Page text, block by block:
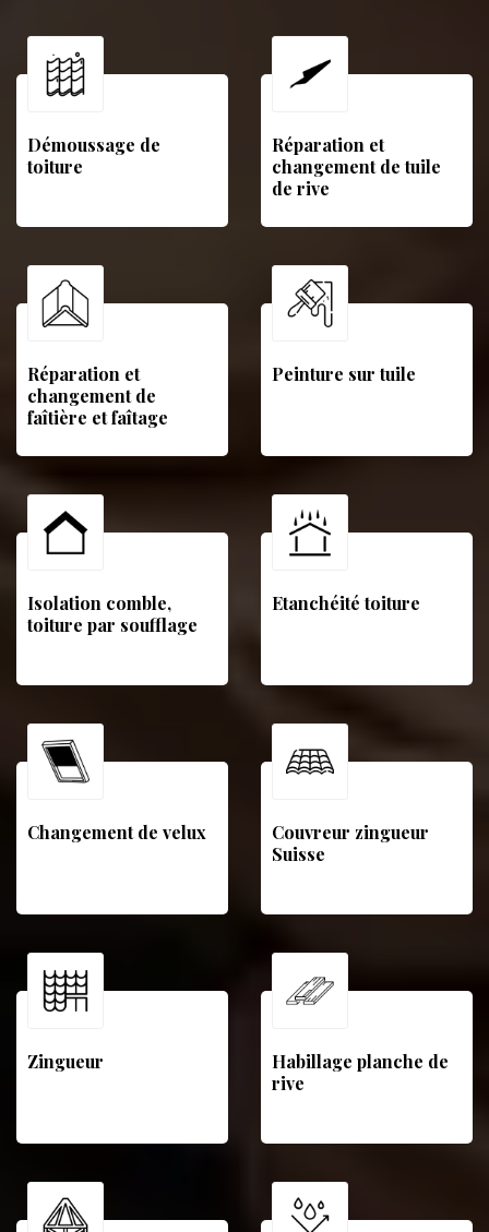
Démoussage de
toiture
Réparation et
changement de tuile
de rive
Réparation et
changement de
faîtière et faîtage
Peinture sur tuile
Isolation comble,
toiture par soufflage
Etanchéité toiture
Changement de velux
Couvreur zingueur
Suisse
Zingueur
Habillage planche de
rive